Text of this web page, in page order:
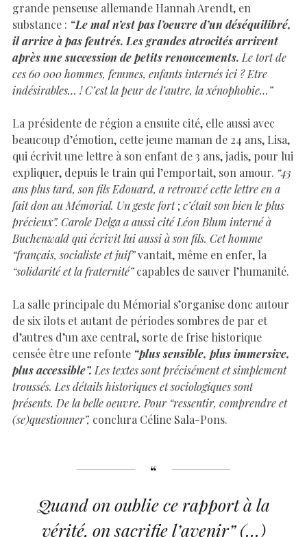
grande penseuse allemande Hannah Arendt, en
substance : “Le mal n’est pas l’oeuvre d’un déséquilibré,
il arrive à pas feutrés. Les grandes atrocités arrivent
après une succession de petits renoncements. Le tort de
ces 60 000 hommes, femmes, enfants internés ici ? Etre
indésirables… ! C’est la peur de l’autre, la xénophobie…”
La présidente de région a ensuite cité, elle aussi avec
beaucoup d’émotion, cette jeune maman de 24 ans, Lisa,
qui écrivit une lettre à son enfant de 3 ans, jadis, pour lui
expliquer, depuis le train qui l’emportait, son amour. “43
ans plus tard, son fils Edouard, a retrouvé cette lettre en a
fait don au Mémorial. Un geste fort; c’était son bien le plus
précieux”. Carole Delga a aussi cité Léon Blum interné à
Buchenwald qui écrivit lui aussi à son fils. Cet homme
“français, socialiste et juif”vantait, même en enfer, la
“solidarité et la fraternité”capables de sauver l’humanité.
La salle principale du Mémorial s’organise donc autour
de six îlots et autant de périodes sombres de par et
d’autres d’un axe central, sorte de frise historique
censée être une refonte “plus sensible, plus immersive,
plus accessible”. Les textes sont précisément et simplement
troussés. Les détails historiques et sociologiques sont
présents. De la belle oeuvre. Pour “ressentir, comprendre et
(se)questionner”, conclura Céline Sala-Pons.
Quand on oublie ce rapport à la
vérité, on sacrifie l’avenir” (…)